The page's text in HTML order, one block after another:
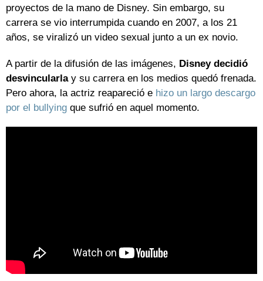
proyectos de la mano de Disney. Sin embargo, su
carrera se vio interrumpida cuando en 2007, a los 21
años, se viralizó un video sexual junto a un ex novio.
A partir de la difusión de las imágenes, Disney decidió
desvincularlay su carrera en los medios quedó frenada.
Pero ahora, la actriz reapareció e hizo un largo descargo
por el bullying que sufrió en aquel momento.